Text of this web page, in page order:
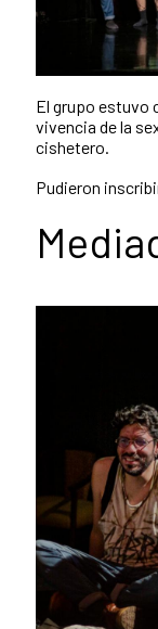
El grupo estuvo
vivencia de la
cishetero.
Pudieron